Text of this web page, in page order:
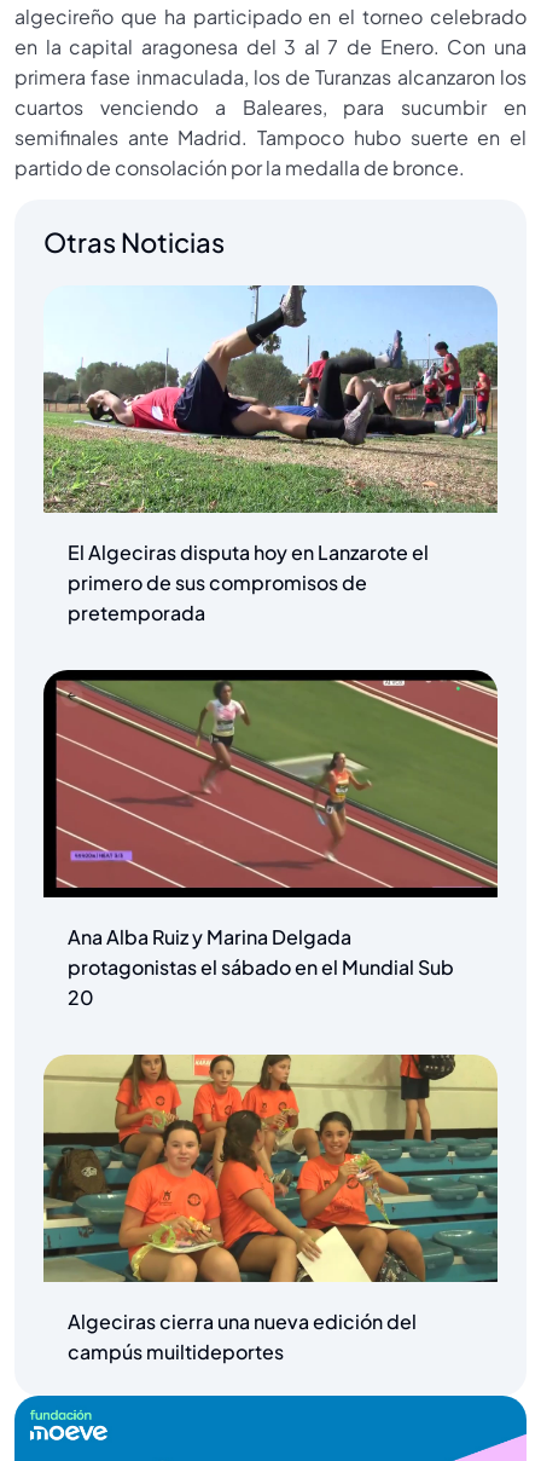
algecireño que ha participado en el torneo celebrado
en la capital aragonesa del 3 al 7 de Enero. Con una
primera fase inmaculada, los de Turanzas alcanzaron los
cuartos venciendo a Baleares, para sucumbir en
semifinales ante Madrid. Tampoco hubo suerte en el
partido de consolación por la medalla de bronce.
Otras Noticias
El Algeciras disputa hoy en Lanzarote el
primero de sus compromisos de
pretemporada
Ana Alba Ruiz y Marina Delgada
protagonistas el sábado en el Mundial Sub
20
Algeciras cierra una nueva edición del
campús muiltideportes